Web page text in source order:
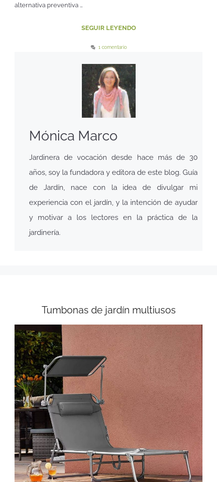
alternativa preventiva …
SEGUIR LEYENDO
1 comentario
Mónica Marco
Jardinera de vocación desde hace más de 30
años, soy la fundadora y editora de este blog. Guía
de Jardín, nace con la idea de divulgar mi
experiencia con el jardín, y la intención de ayudar
y motivar a los lectores en la práctica de la
jardinería.
Tumbonas de jardín multiusos